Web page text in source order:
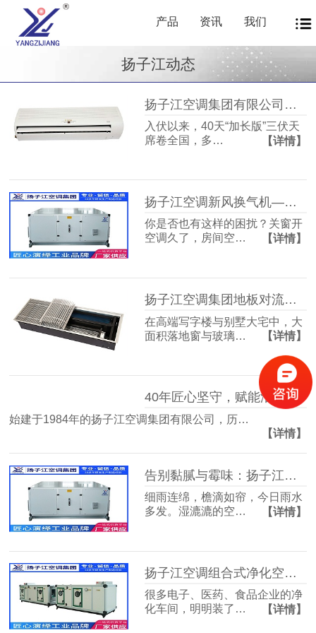
产品 资讯 我们
扬子江动态
扬子江空调集团有限公司商用暖通源头厂家，40年匠心护航从容度伏
入伏以来，40天“加长版”三伏天
席卷全国，多…
【详情】
扬子江空调新风换气机——告别室内空气闷浊，畅享洁净富氧新生活
你是否也有这样的困扰？关窗开
空调久了，房间空…
【详情】
扬子江空调集团地板对流器：破解冬冷夏热难题，打造四季如春的舒适空间
在高端写字楼与别墅大宅中，大
面积落地窗与玻璃…
【详情】
40年匠心坚守，赋能洁净空气未来
始建于1984年的扬子江空调集团有限公司，历…
【详情】
告别黏腻与霉味：扬子江空调的梅雨季舒适生活指南
细雨连绵，檐滴如帘，今日雨水
多发。湿漉漉的空…
【详情】
扬子江空调组合式净化空调箱，彻底解决车间洁净度不达标难题
很多电子、医药、食品企业的净
化车间，明明装了…
【详情】